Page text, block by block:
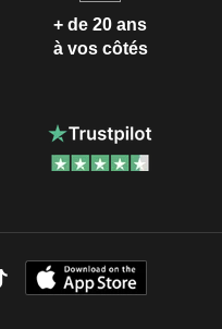
+ de 20 ans
à vos côtés